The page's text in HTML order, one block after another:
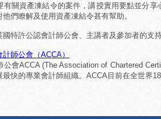
有關資產凍結令的案件，講授實用要點並分
們瞭解及使用資產凍結令甚有幫助。
特許公認會計師公會、主講者及參加者的支持
師公會（ACCA）
公會ACCA (The Association of Chartered
快的專業會計師組織。ACCA目前在全世界